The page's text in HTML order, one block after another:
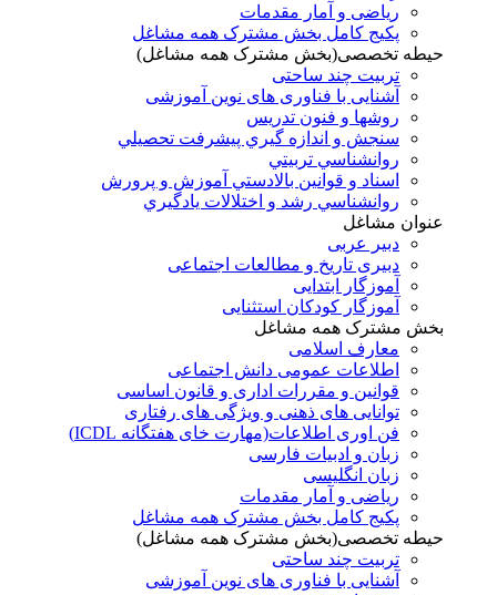
ریاضی و آمار مقدمات
پکیج کامل بخش مشترک همه مشاغل
حیطه تخصصی(بخش مشترک همه مشاغل)
تربیت چند ساحتی
آشنایی با فناوری های نوین آموزشی
روشها و فنون تدريس
سنجش و اندازه گيري پيشرفت تحصيلي
روانشناسي تربيتي
اسناد و قوانين بالادستي آموزش و پرورش
روانشناسي رشد و اختلالات يادگيري
عنوان مشاغل
دبير عربی
دبیری تاریخ و مطالعات اجتماعی
آموزگار ابتدایی
آموزگار کودکان استثنایی
بخش مشترک همه مشاغل
معارف اسلامی
اطلاعات عمومی دانش اجتماعی
قوانین و مقررات اداری و قانون اساسی
توانایی های ذهنی و ویژگی های رفتاری
فن اوری اطلاعات(مهارت خای هفتگانه ICDL)
زبان و ادبیات فارسی
زبان انگلیسی
ریاضی و آمار مقدمات
پکیج کامل بخش مشترک همه مشاغل
حیطه تخصصی(بخش مشترک همه مشاغل)
تربیت چند ساحتی
آشنایی با فناوری های نوین آموزشی